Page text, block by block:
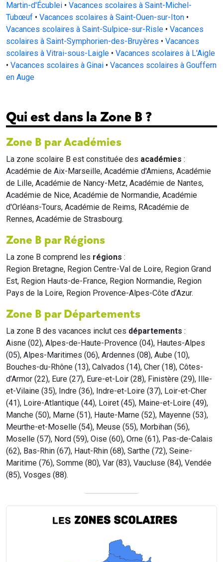
Martin-d'Écublei • Vacances scolaires à Saint-Michel-
Tubœuf • Vacances scolaires à Saint-Ouen-sur-Iton •
Vacances scolaires à Saint-Sulpice-sur-Risle • Vacances
scolaires à Saint-Symphorien-des-Bruyères • Vacances
scolaires à Vitrai-sous-Laigle • Vacances scolaires à L'Aigle
• Vacances scolaires à Ginai • Vacances scolaires à Gouffern
en Auge
Qui est dans la Zone B ?
Zone B par Académies
La zone scolaire B est constituée des académies :
Académie de Aix-Marseille, Académie d'Amiens, Académie
de Lille, Académie de Nancy-Metz, Académie de Nantes,
Académie de Nice, Académie de Normandie, Académie
d'Orléans-Tours, Académie de Reims, RAcadémie de
Rennes, Académie de Strasbourg.
Zone B par Régions
La zone B comprend les régions :
Region Bretagne, Region Centre-Val de Loire, Region Grand
Est, Region Hauts-de-France, Region Normandie, Region
Pays de la Loire, Region Provence-Alpes-Côte d’Azur.
Zone B par Départements
La zone B des vacances inclut ces départements :
Aisne (02), Alpes-de-Haute-Provence (04), Hautes-Alpes
(05), Alpes-Maritimes (06), Ardennes (08), Aube (10),
Bouches-du-Rhône (13), Calvados (14), Cher (18), Côtes-
d’Armor (22), Eure (27), Eure-et-Loir (28), Finistère (29), Ille-
et-Vilaine (35), Indre (36), Indre-et-Loire (37), Loir-et-Cher
(41), Loire-Atlantique (44), Loiret (45), Maine-et-Loire (49),
Manche (50), Marne (51), Haute-Marne (52), Mayenne (53),
Meurthe-et-Moselle (54), Meuse (55), Morbihan (56),
Moselle (57), Nord (59), Oise (60), Orne (61), Pas-de-Calais
(62), Bas-Rhin (67), Haut-Rhin (68), Sarthe (72), Seine-
Maritime (76), Somme (80), Var (83), Vaucluse (84), Vendée
(85), Vosges (88).